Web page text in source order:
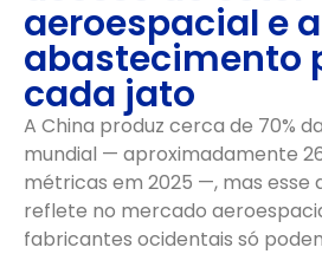
aeroespacial e
abastecimento
cada jato
A China produz cerca de 70%
mundial — aproximadamente
métricas em 2025 —, mas esse
reflete no mercado
fabricantes ocidentais só